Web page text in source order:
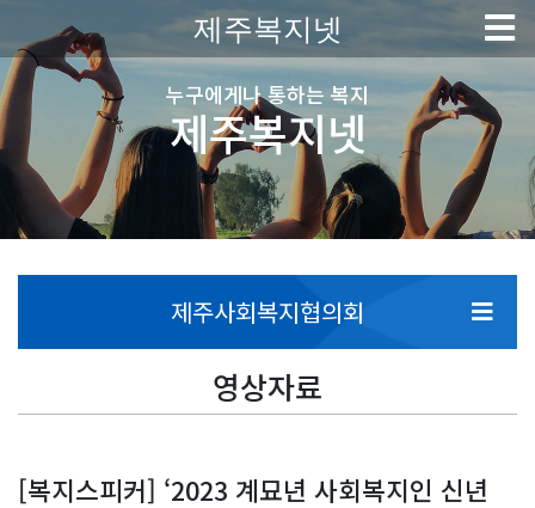
제주복지넷
누구에게나 통하는 복지
제주복지넷
제주사회복지협의회
영상자료
[복지스피커] ‘2023 계묘년 사회복지인 신년